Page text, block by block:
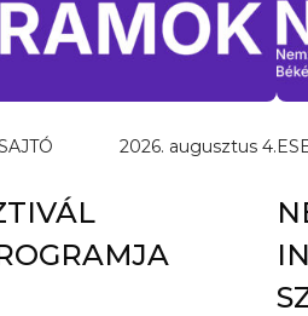
2026. augusztus 4.